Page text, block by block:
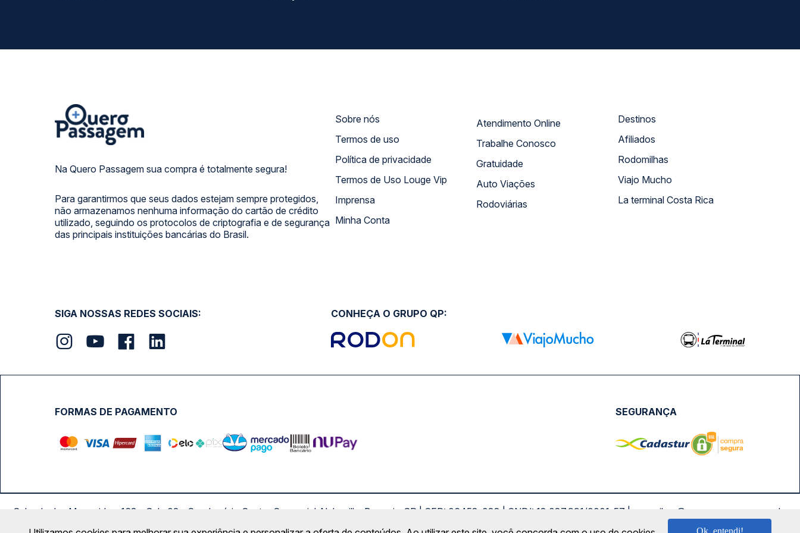
Na Quero Passagem sua compra é totalmente segura!
Para garantirmos que seus dados estejam sempre protegidos,
não armazenamos nenhuma informação do cartão de crédito
utilizado, seguindo os protocolos de criptografia e de segurança
das principais instituições bancárias do Brasil.
Sobre nós
Termos de uso
Política de privacidade
Termos de Uso Louge Vip
Imprensa
Minha Conta
Atendimento Online
Trabalhe Conosco
Gratuidade
Auto Viações
Rodoviárias
Destinos
Afiliados
Rodomilhas
Viajo Mucho
La terminal Costa Rica
SIGA NOSSAS REDES SOCIAIS: CONHEÇA O GRUPO QP:
FORMAS DE PAGAMENTO SEGURANÇA
Calçada das Margaridas, 163 - Sala 02 - Condomínio Centro Comercial Alphaville, Barueri - SP | CEP: 06453-038 | CNPJ: 18.087.991/0001-57 | saconibus@queropassagem.com.br
Copyright 2026 © QueroPassagem.com.br